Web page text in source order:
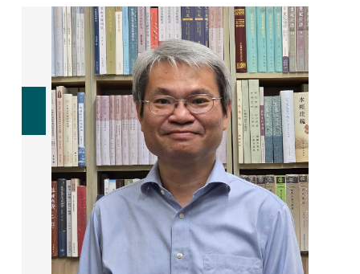
李翠瑛 副教授 徐富美 副教授
黃智明 助理教授 李奇鴻 助理教授
顏樞 助理教授
韋欣 Christine Welch 助理教授
權度暻 Kwon, Dokyung 訪問學者